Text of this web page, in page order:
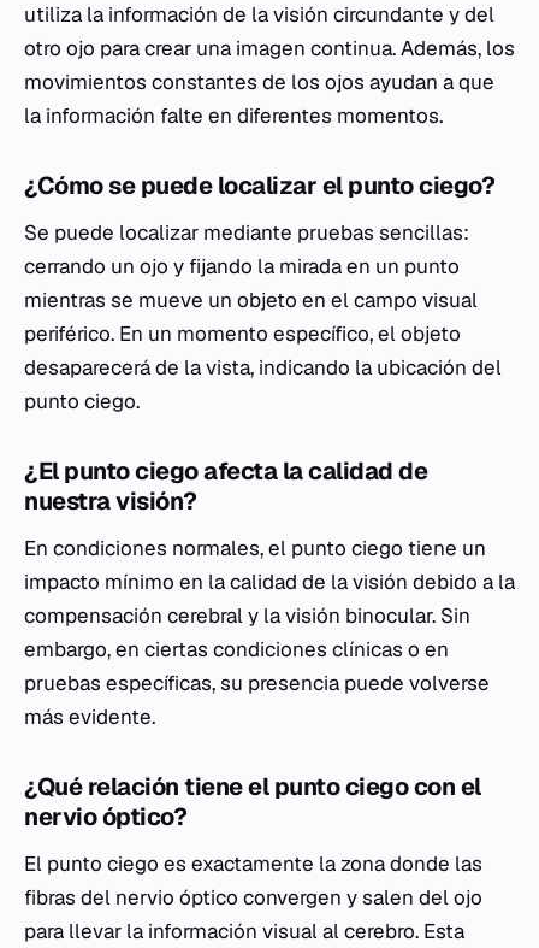
utiliza la información de la visión circundante y del
otro ojo para crear una imagen continua. Además, los
movimientos constantes de los ojos ayudan a que
la información falte en diferentes momentos.
¿Cómo se puede localizar el punto ciego?
Se puede localizar mediante pruebas sencillas:
cerrando un ojo y fijando la mirada en un punto
mientras se mueve un objeto en el campo visual
periférico. En un momento específico, el objeto
desaparecerá de la vista, indicando la ubicación del
punto ciego.
¿El punto ciego afecta la calidad de
nuestra visión?
En condiciones normales, el punto ciego tiene un
impacto mínimo en la calidad de la visión debido a la
compensación cerebral y la visión binocular. Sin
embargo, en ciertas condiciones clínicas o en
pruebas específicas, su presencia puede volverse
más evidente.
¿Qué relación tiene el punto ciego con el
nervio óptico?
El punto ciego es exactamente la zona donde las
fibras del nervio óptico convergen y salen del ojo
para llevar la información visual al cerebro. Esta